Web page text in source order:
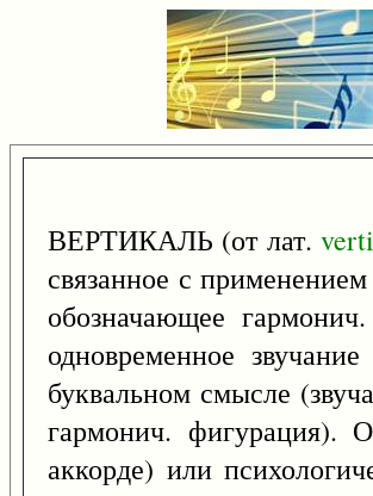
ВЕРТИКАЛЬ (от лат.
связанное с
обозначающее
одновременное
буквальном смысле
гармонич. фигурация).
аккорде) или